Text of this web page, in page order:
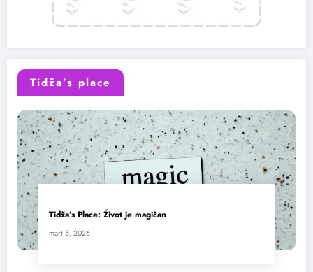
Tidža’s place
Tidža’s Place: Život je magičan
mart 5, 2026